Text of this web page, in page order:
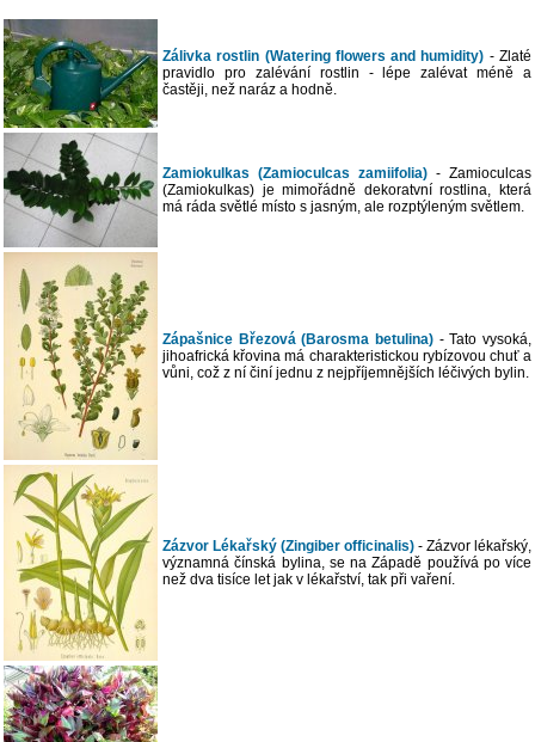
Zálivka rostlin (Watering flowers and humidity) - Zlaté
pravidlo pro zalévání rostlin - lépe zalévat méně a
častěji, než naráz a hodně.
Zamiokulkas (Zamioculcas zamiifolia) - Zamioculcas
(Zamiokulkas) je mimořádně dekoratvní rostlina, která
má ráda světlé místo s jasným, ale rozptýleným světlem.
Zápašnice Březová (Barosma betulina) - Tato vysoká,
jihoafrická křovina má charakteristickou rybízovou chuť a
vůni, což z ní činí jednu z nejpříjemnějších léčivých bylin.
Zázvor Lékařský (Zingiber officinalis) - Zázvor lékařský,
významná čínská bylina, se na Západě používá po více
než dva tisíce let jak v lékařství, tak při vaření.